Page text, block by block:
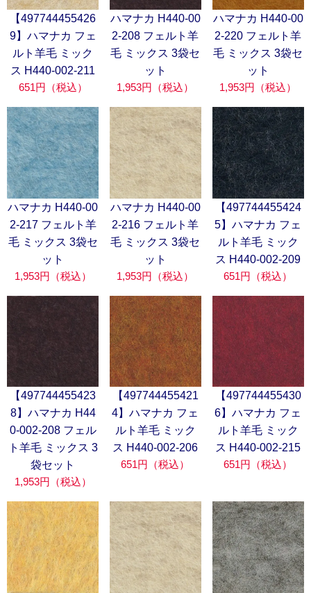
【497744455426
9】ハマナカ フェ
ルト羊毛 ミック
ス H440-002-211
651円（税込）
ハマナカ H440-00
2-208 フェルト羊
毛 ミックス 3袋セ
ット
1,953円（税込）
ハマナカ H440-00
2-220 フェルト羊
毛 ミックス 3袋セ
ット
1,953円（税込）
ハマナカ H440-00
2-217 フェルト羊
毛 ミックス 3袋セ
ット
1,953円（税込）
ハマナカ H440-00
2-216 フェルト羊
毛 ミックス 3袋セ
ット
1,953円（税込）
【497744455424
5】ハマナカ フェ
ルト羊毛 ミック
ス H440-002-209
651円（税込）
【497744455423
8】ハマナカ H44
0-002-208 フェル
ト羊毛 ミックス 3
袋セット
1,953円（税込）
【497744455421
4】ハマナカ フェ
ルト羊毛 ミック
ス H440-002-206
651円（税込）
【497744455430
6】ハマナカ フェ
ルト羊毛 ミック
ス H440-002-215
651円（税込）